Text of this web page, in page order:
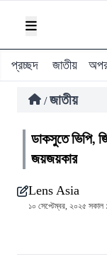
প্রচ্ছদ জাতীয়
/ জাতীয়
ডাকসুতে ভিপি,
জয়জয়কার
Lens Asia
১০ সেপ্টেম্বর, ২০২৫ সকাল